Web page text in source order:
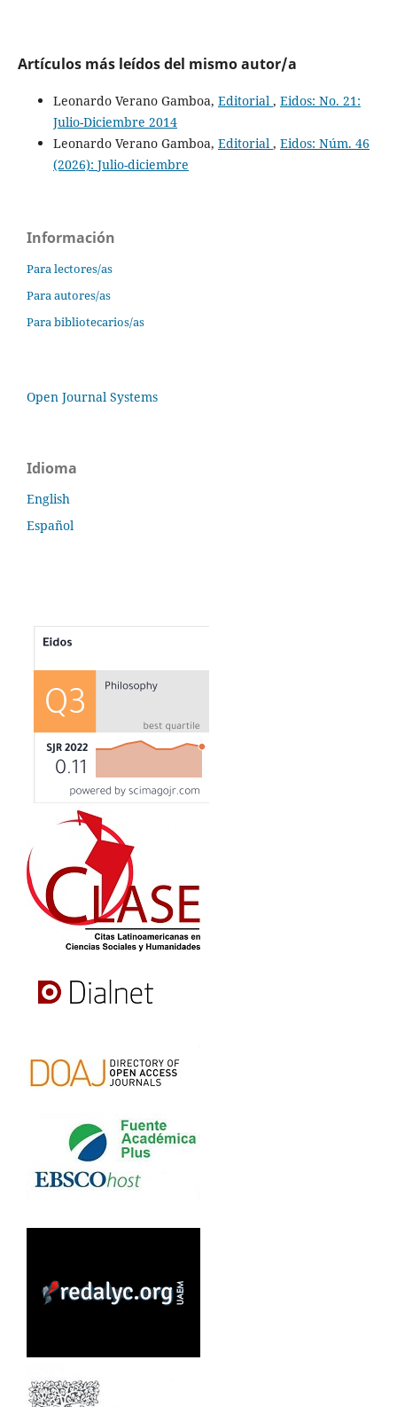
Artículos más leídos del mismo autor/a
Leonardo Verano Gamboa, Editorial , Eidos: No. 21:
Julio-Diciembre 2014
Leonardo Verano Gamboa, Editorial , Eidos: Núm. 46
(2026): Julio-diciembre
Información
Para lectores/as
Para autores/as
Para bibliotecarios/as
Open Journal Systems
Idioma
English
Español